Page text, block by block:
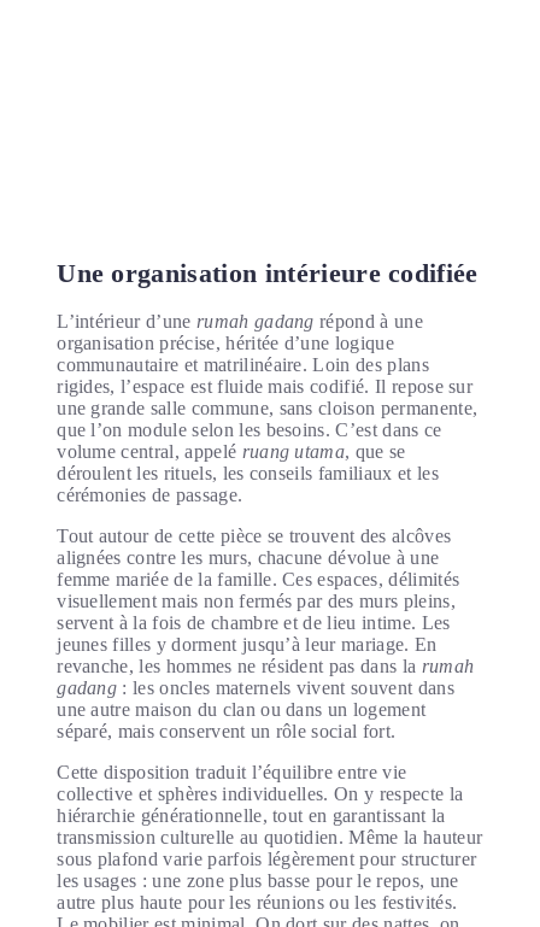
Une organisation intérieure codifiée
L’intérieur d’une rumah gadang répond à une
organisation précise, héritée d’une logique
communautaire et matrilinéaire. Loin des plans
rigides, l’espace est fluide mais codifié. Il repose sur
une grande salle commune, sans cloison permanente,
que l’on module selon les besoins. C’est dans ce
volume central, appelé ruang utama, que se
déroulent les rituels, les conseils familiaux et les
cérémonies de passage.
Tout autour de cette pièce se trouvent des alcôves
alignées contre les murs, chacune dévolue à une
femme mariée de la famille. Ces espaces, délimités
visuellement mais non fermés par des murs pleins,
servent à la fois de chambre et de lieu intime. Les
jeunes filles y dorment jusqu’à leur mariage. En
revanche, les hommes ne résident pas dans la rumah
gadang : les oncles maternels vivent souvent dans
une autre maison du clan ou dans un logement
séparé, mais conservent un rôle social fort.
Cette disposition traduit l’équilibre entre vie
collective et sphères individuelles. On y respecte la
hiérarchie générationnelle, tout en garantissant la
transmission culturelle au quotidien. Même la hauteur
sous plafond varie parfois légèrement pour structurer
les usages : une zone plus basse pour le repos, une
autre plus haute pour les réunions ou les festivités.